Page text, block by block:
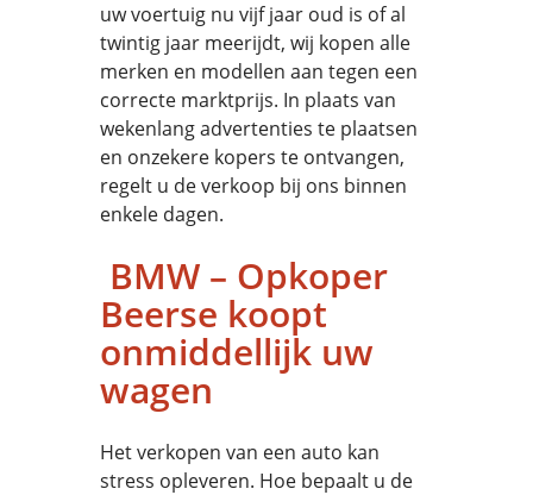
uw voertuig nu vijf jaar oud is of al
twintig jaar meerijdt, wij kopen alle
merken en modellen aan tegen een
correcte marktprijs. In plaats van
wekenlang advertenties te plaatsen
en onzekere kopers te ontvangen,
regelt u de verkoop bij ons binnen
enkele dagen.
BMW – Opkoper
Beerse koopt
onmiddellijk uw
wagen
Het verkopen van een auto kan
stress opleveren. Hoe bepaalt u de